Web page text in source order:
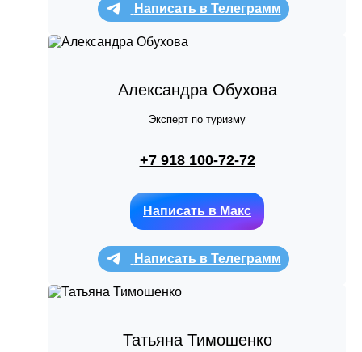
Написать в Телеграмм
Александра Обухова
Эксперт по туризму
+7 918 100-72-72
Написать в Макс
Написать в Телеграмм
Татьяна Тимошенко